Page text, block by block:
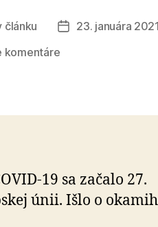
článku
Dátum
23. januára
komentárena
ochoreniu
Európanov
19 sa začalo 27.
únii. Išlo o okamih